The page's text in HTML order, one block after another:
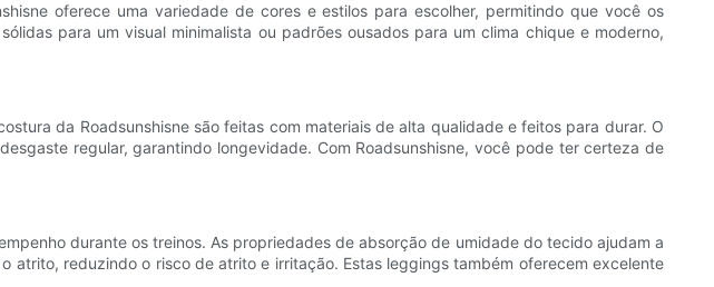
oferece uma variedade de cores e estilos para escolher, permitindo que você os
para um visual minimalista ou padrões ousados ​​para um clima chique e moderno,
da Roadsunshisne são feitas com materiais de alta qualidade e feitos para durar. O
regular, garantindo longevidade. Com Roadsunshisne, você pode ter certeza de
durante os treinos. As propriedades de absorção de umidade do tecido ajudam a
atrito, reduzindo o risco de atrito e irritação. Estas leggings também oferecem excelente